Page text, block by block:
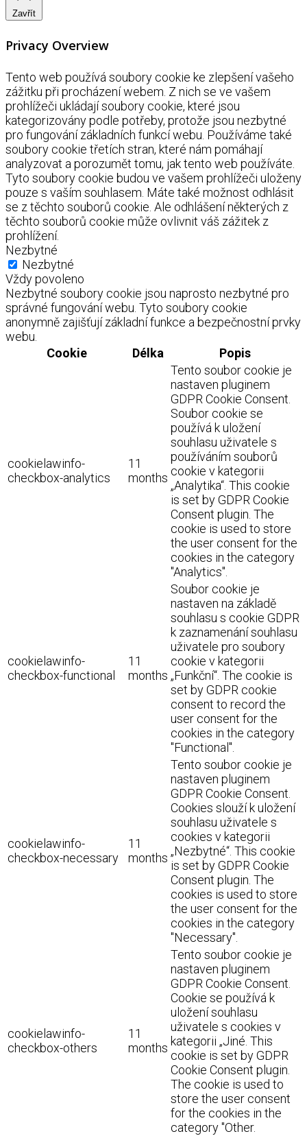
Zavřít
Privacy Overview
Tento web používá soubory cookie ke zlepšení vašeho
zážitku při procházení webem. Z nich se ve vašem
prohlížeči ukládají soubory cookie, které jsou
kategorizovány podle potřeby, protože jsou nezbytné
pro fungování základních funkcí webu. Používáme také
soubory cookie třetích stran, které nám pomáhají
analyzovat a porozumět tomu, jak tento web používáte.
Tyto soubory cookie budou ve vašem prohlížeči uloženy
pouze s vaším souhlasem. Máte také možnost odhlásit
se z těchto souborů cookie. Ale odhlášení některých z
těchto souborů cookie může ovlivnit váš zážitek z
prohlížení.
Nezbytné
Nezbytné
Vždy povoleno
Nezbytné soubory cookie jsou naprosto nezbytné pro
správné fungování webu. Tyto soubory cookie
anonymně zajišťují základní funkce a bezpečnostní prvky
webu.
Cookie
Délka Popis
cookielawinfo-
checkbox-analytics
11
months
Tento soubor cookie je
nastaven pluginem
GDPR Cookie Consent.
Soubor cookie se
používá k uložení
souhlasu uživatele s
používáním souborů
cookie v kategorii
„Analytika“. This cookie
is set by GDPR Cookie
Consent plugin. The
cookie is used to store
the user consent for the
cookies in the category
"Analytics".
cookielawinfo-
checkbox-functional
11
months
Soubor cookie je
nastaven na základě
souhlasu s cookie GDPR
k zaznamenání souhlasu
uživatele pro soubory
cookie v kategorii
„Funkční“. The cookie is
set by GDPR cookie
consent to record the
user consent for the
cookies in the category
"Functional".
cookielawinfo-
checkbox-necessary
11
months
Tento soubor cookie je
nastaven pluginem
GDPR Cookie Consent.
Cookies slouží k uložení
souhlasu uživatele s
cookies v kategorii
„Nezbytné“. This cookie
is set by GDPR Cookie
Consent plugin. The
cookies is used to store
the user consent for the
cookies in the category
"Necessary".
cookielawinfo-
checkbox-others
11
months
Tento soubor cookie je
nastaven pluginem
GDPR Cookie Consent.
Cookie se používá k
uložení souhlasu
uživatele s cookies v
kategorii „Jiné. This
cookie is set by GDPR
Cookie Consent plugin.
The cookie is used to
store the user consent
for the cookies in the
category "Other.